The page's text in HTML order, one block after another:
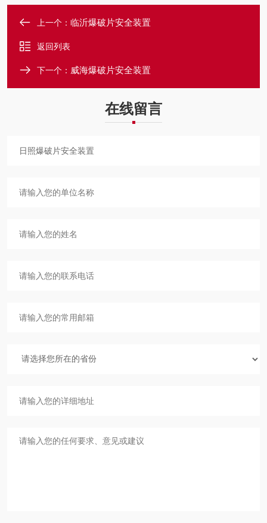
上一个： 临沂爆破片安全装置
返回列表
下一个： 威海爆破片安全装置
在线留言